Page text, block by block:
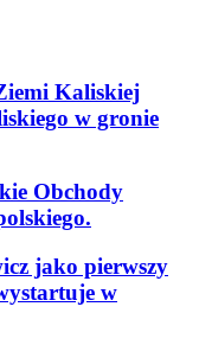
Kaliskiej
w gronie
Obchody
jako pierwszy
w